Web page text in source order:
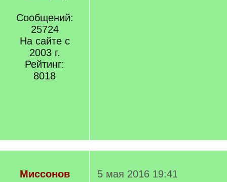
Сообщений:
25724
На сайте с
2003 г.
Рейтинг:
8018
Миссонов
5 мая 2016 19:41